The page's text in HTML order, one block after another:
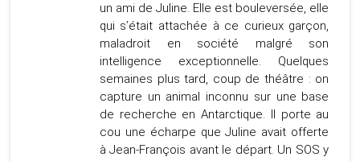
un ami de Juline. Elle est bouleversée, elle
qui s’était attachée à ce curieux garçon,
maladroit en société malgré son
intelligence exceptionnelle. Quelques
semaines plus tard, coup de théâtre : on
capture un animal inconnu sur une base
de recherche en Antarctique. Il porte au
cou une écharpe que Juline avait offerte
à Jean-François avant le départ. Un SOS y